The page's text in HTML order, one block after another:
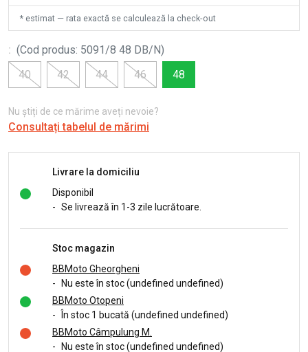
* estimat — rata exactă se calculează la check-out
: (Cod produs: 5091/8 48 DB/N)
40
42 44 46 48
Nu știți de ce mărime aveți nevoie?
Consultați tabelul de mărimi
Livrare la domiciliu
Disponibil
- Se livrează în 1-3 zile lucrătoare.
Stoc magazin
BBMoto Gheorgheni
-
Nu este în stoc (undefined undefined)
BBMoto Otopeni
-
În stoc 1 bucată (undefined undefined)
BBMoto Câmpulung M.
-
Nu este în stoc (undefined undefined)